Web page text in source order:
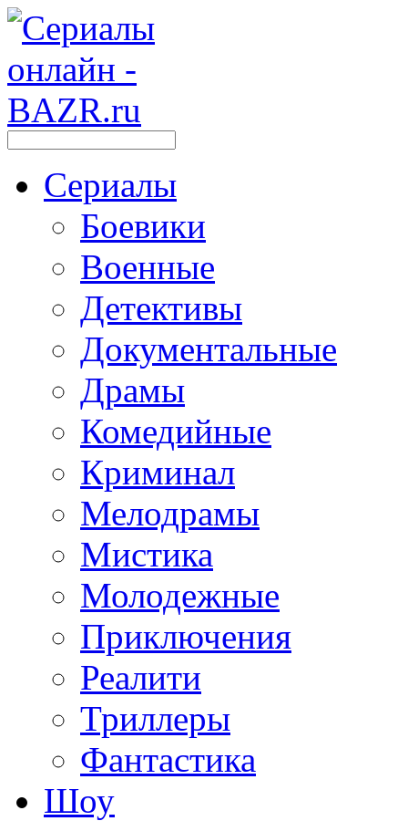
Сериалы
Боевики
Военные
Детективы
Документальные
Драмы
Комедийные
Криминал
Мелодрамы
Мистика
Молодежные
Приключения
Реалити
Триллеры
Фантастика
Шоу